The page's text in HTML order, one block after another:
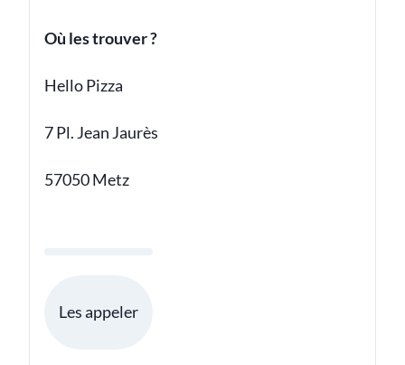
Où les trouver ?
Hello Pizza
7 Pl. Jean Jaurès
57050 Metz
Les appeler